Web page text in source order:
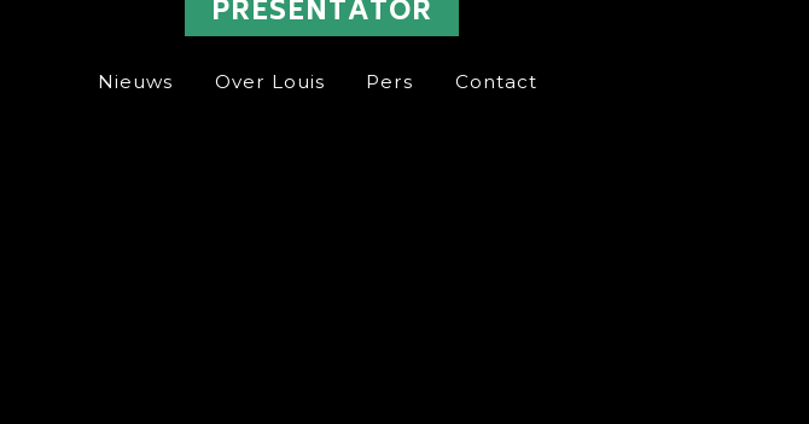
PRESENTATOR
Nieuws Over Louis Pers Contact